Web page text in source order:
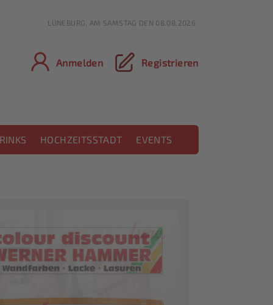
Anmelden Registrieren
HOCHZEITSSTADT EVENTS
LÜNEBURG, AM SAMSTAG DEN 08.08.2026